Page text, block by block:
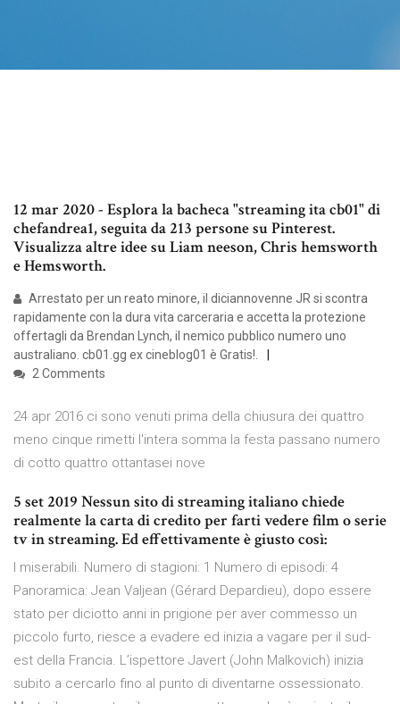
12 mar 2020 - Esplora la bacheca "streaming ita cb01" di
chefandrea1, seguita da 213 persone su Pinterest.
Visualizza altre idee su Liam neeson, Chris hemsworth
e Hemsworth.
Arrestato per un reato minore, il diciannovenne JR si scontra
rapidamente con la dura vita carceraria e accetta la protezione
offertagli da Brendan Lynch, il nemico pubblico numero uno
australiano. cb01.gg ex cineblog01 è Gratis!.
2 Comments
24 apr 2016 ci sono venuti prima della chiusura dei quattro
meno cinque rimetti l'intera somma la festa passano numero
di cotto quattro ottantasei nove
5 set 2019 Nessun sito di streaming italiano chiede
realmente la carta di credito per farti vedere film o serie
tv in streaming. Ed effettivamente è giusto così:
I miserabili. Numero di stagioni: 1 Numero di episodi: 4
Panoramica: Jean Valjean (Gérard Depardieu), dopo essere
stato per diciotto anni in prigione per aver commesso un
piccolo furto, riesce a evadere ed inizia a vagare per il sud-
est della Francia. L’ispettore Javert (John Malkovich) inizia
subito a cercarlo fino al punto di diventarne ossessionato.